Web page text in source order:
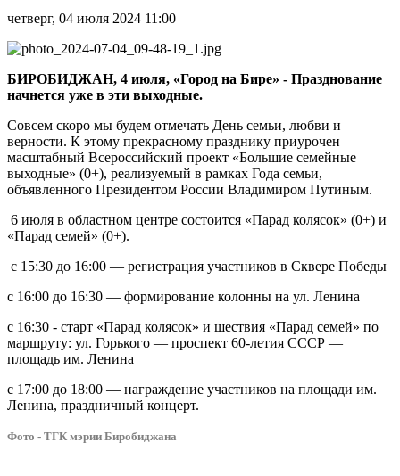
семьи
власти
ряд
увлекательных
и
культурных
мероприятий
четверг, 04 июля 2024 11:00
БИРОБИДЖАН, 4 июля, «Город на Бире» - Празднование
начнется уже в эти выходные.
Совсем скоро мы будем отмечать День семьи, любви и
верности. К этому прекрасному празднику приурочен
масштабный Всероссийский проект «Большие семейные
выходные» (0+), реализуемый в рамках Года семьи,
объявленного Президентом России Владимиром Путиным.
6 июля в областном центре состоится «Парад колясок» (0+) и
«Парад семей» (0+).
с 15:30 до 16:00 — регистрация участников в Сквере Победы
с 16:00 до 16:30 — формирование колонны на ул. Ленина
с 16:30 - старт «Парад колясок» и шествия «Парад семей» по
маршруту: ул. Горького — проспект 60-летия СССР —
площадь им. Ленина
с 17:00 до 18:00 — награждение участников на площади им.
Ленина, праздничный концерт.
Фото - ТГК мэрии Биробиджана